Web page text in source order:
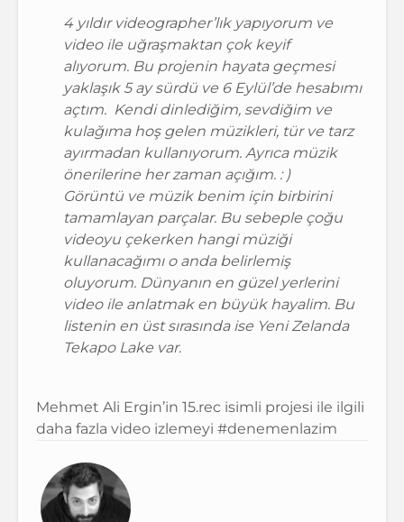
4 yıldır videographer’lık yapıyorum ve
video ile uğraşmaktan çok keyif
alıyorum. Bu projenin hayata geçmesi
yaklaşık 5 ay sürdü ve 6 Eylül’de hesabımı
açtım. Kendi dinlediğim, sevdiğim ve
kulağıma hoş gelen müzikleri, tür ve tarz
ayırmadan kullanıyorum. Ayrıca müzik
önerilerine her zaman açığım. : )
Görüntü ve müzik benim için birbirini
tamamlayan parçalar. Bu sebeple çoğu
videoyu çekerken hangi müziği
kullanacağımı o anda belirlemiş
oluyorum. Dünyanın en güzel yerlerini
video ile anlatmak en büyük hayalim. Bu
listenin en üst sırasında ise Yeni Zelanda
Tekapo Lake var.
Mehmet Ali Ergin’in 15.rec isimli projesi ile ilgili
daha fazla video izlemeyi #denemenlazim